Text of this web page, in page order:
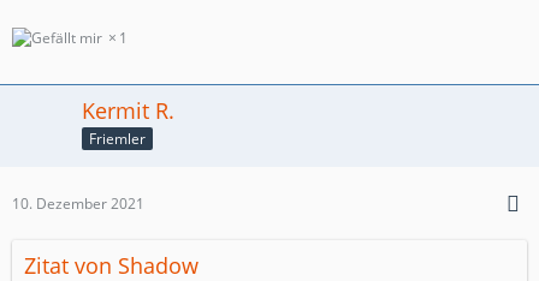
1
Kermit R.
Friemler
10. Dezember 2021
Zitat von Shadow